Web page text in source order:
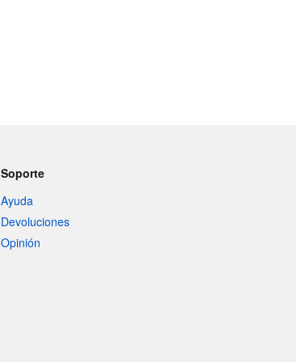
Soporte
Ayuda
Devoluciones
Opinión